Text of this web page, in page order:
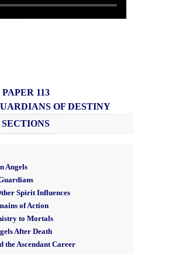
PAPER 113
OF DESTINY
SECTIONS
Angels
Spirit Influences
of Action
to Mortals
After Death
the Ascendant Career